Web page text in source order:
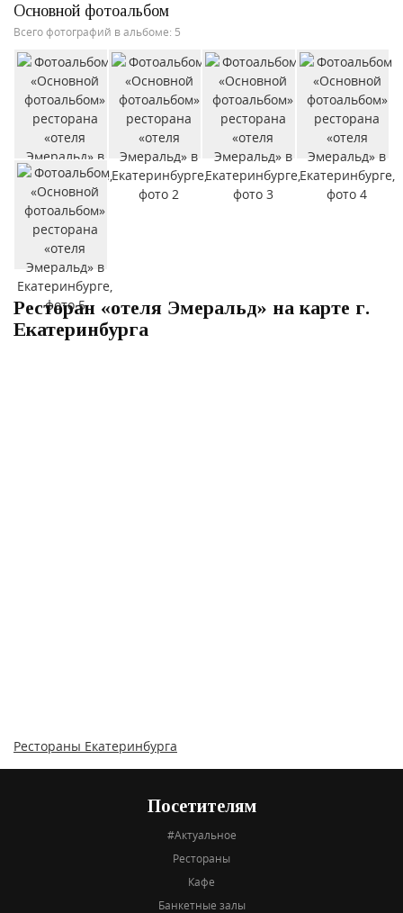
Основной фотоальбом
Всего фотографий в альбоме: 5
Ресторан «отеля Эмеральд» на карте г.
Екатеринбурга
Рестораны Екатеринбурга
Посетителям
#Актуальное
Рестораны
Кафе
Банкетные залы